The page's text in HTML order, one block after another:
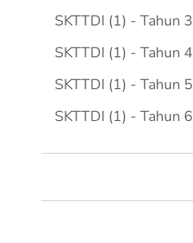
SKTTDI (1) - Tahun 3
SKTTDI (1) - Tahun 4
SKTTDI (1) - Tahun 5
SKTTDI (1) - Tahun 6